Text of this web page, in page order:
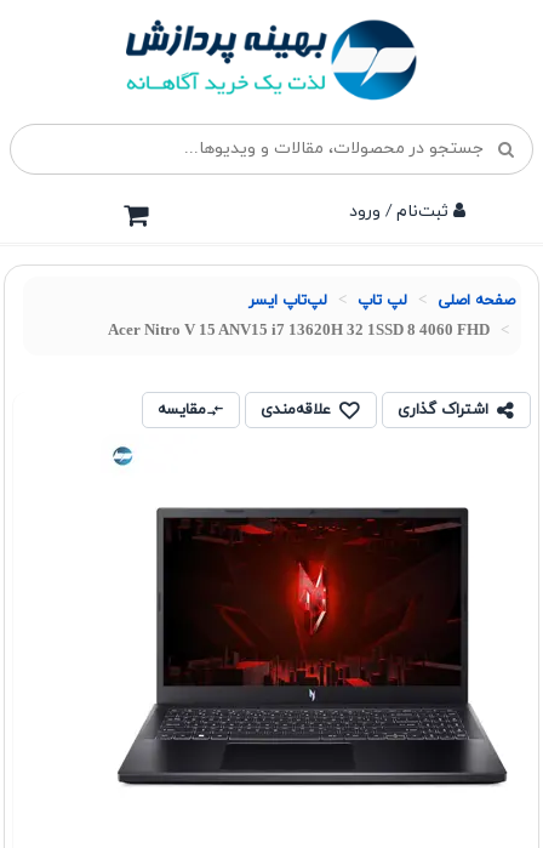
ثبت‌نام / ورود
صفحه اصلی لپ تاپ لپ‌تاپ ایسر
Acer Nitro V 15 ANV15 i7 13620H 32 1SSD 8 4060 FHD
اشتراک گذاری علاقه‌مندی مقایسه